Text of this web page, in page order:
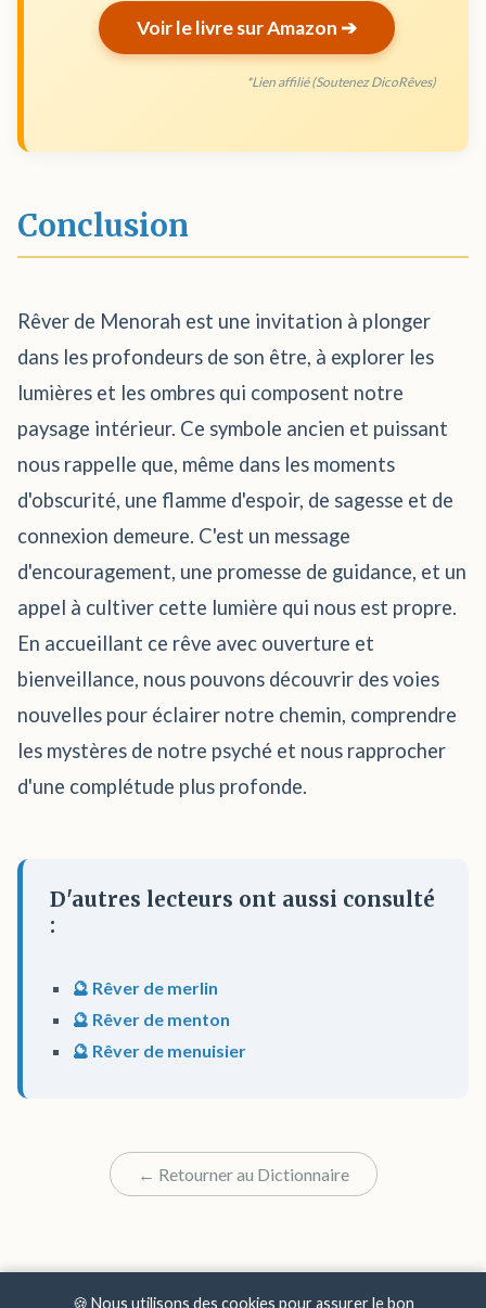
Voir le livre sur Amazon ➔
*Lien affilié (Soutenez DicoRêves)
Conclusion
Rêver de Menorah est une invitation à plonger
dans les profondeurs de son être, à explorer les
lumières et les ombres qui composent notre
paysage intérieur. Ce symbole ancien et puissant
nous rappelle que, même dans les moments
d'obscurité, une flamme d'espoir, de sagesse et de
connexion demeure. C'est un message
d'encouragement, une promesse de guidance, et un
appel à cultiver cette lumière qui nous est propre.
En accueillant ce rêve avec ouverture et
bienveillance, nous pouvons découvrir des voies
nouvelles pour éclairer notre chemin, comprendre
les mystères de notre psyché et nous rapprocher
d'une complétude plus profonde.
D'autres lecteurs ont aussi consulté
:
🔮 Rêver de merlin
🔮 Rêver de menton
🔮 Rêver de menuisier
← Retourner au Dictionnaire
🍪 Nous utilisons des cookies pour assurer le bon